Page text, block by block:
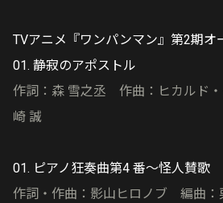
TVアニメ『ワンパンマン』第2期オ
01. 静寂のアポストル
作詞：森 雪之丞 作曲：ヒカルド
崎 誠
01. ピアノ狂奏曲第4 番〜怪人賛歌
作詞・作曲：影山ヒロノブ 編曲：